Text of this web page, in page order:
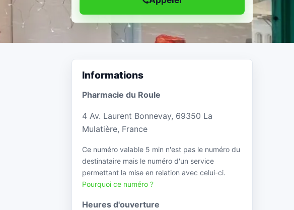
Informations
Pharmacie du Roule
4 Av. Laurent Bonnevay, 69350 La
Mulatière, France
Ce numéro valable 5 min n'est pas le numéro du
destinataire mais le numéro d'un service
permettant la mise en relation avec celui-ci.
Pourquoi ce numéro ?
Heures d'ouverture